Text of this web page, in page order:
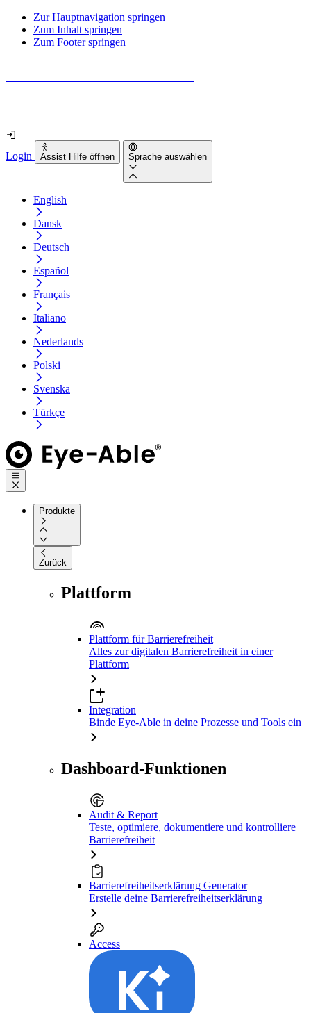
Zur Hauptnavigation springen
Zum Inhalt springen
Zum Footer springen
Login Assist Hilfe öffnen Sprache auswählen
English
Dansk
Deutsch
Español
Français
Italiano
Nederlands
Polski
Svenska
Türkçe
Produkte
Zurück
Plattform
Plattform für Barrierefreiheit
Alles zur digitalen Barrierefreiheit in einer
Plattform
Integration
Binde Eye-Able in deine Prozesse und Tools ein
Dashboard-Funktionen
Audit & Report
Teste, optimiere, dokumentiere und kontrolliere
Barrierefreiheit
Barrierefreiheitserklärung Generator
Erstelle deine Barrierefreiheitserklärung
Access